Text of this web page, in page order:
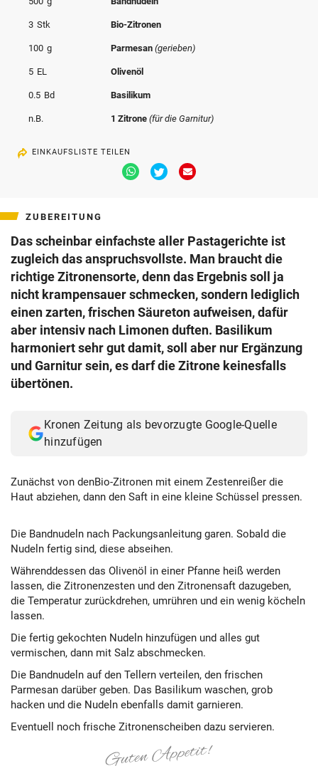
Muthgasse 2, 1190 Wien
3 Stk Bio-Zitronen
100 g Parmesan(gerieben)
5 EL Olivenöl
0.5 Bd Basilikum
n.B. 1 Zitrone(für die Garnitur)
EINKAUFSLISTE TEILEN
Via
Whatsapp
Via
Twitter
Via
ZUBEREITUNG
Das scheinbar einfachste aller Pastagerichte ist
zugleich das anspruchsvollste. Man braucht die
richtige Zitronensorte, denn das Ergebnis soll ja
nicht krampensauer schmecken, sondern lediglich
einen zarten, frischen Säureton aufweisen, dafür
aber intensiv nach Limonen duften. Basilikum
harmoniert sehr gut damit, soll aber nur Ergänzung
und Garnitur sein, es darf die Zitrone keinesfalls
übertönen.
Kronen Zeitung als bevorzugte Google-Quelle
hinzufügen
Zunächst von denBio-Zitronen mit einem Zestenreißer die
Haut abziehen, dann den Saft in eine kleine Schüssel pressen.
Die Bandnudeln nach Packungsanleitung garen. Sobald die
Nudeln fertig sind, diese abseihen.
Währenddessen das Olivenöl in einer Pfanne heiß werden
lassen, die Zitronenzesten und den Zitronensaft dazugeben,
die Temperatur zurückdrehen, umrühren und ein wenig köcheln
lassen.
Die fertig gekochten Nudeln hinzufügen und alles gut
vermischen, dann mit Salz abschmecken.
Die Bandnudeln auf den Tellern verteilen, den frischen
Parmesan darüber geben. Das Basilikum waschen, grob
hacken und die Nudeln ebenfalls damit garnieren.
Eventuell noch frische Zitronenscheiben dazu servieren.